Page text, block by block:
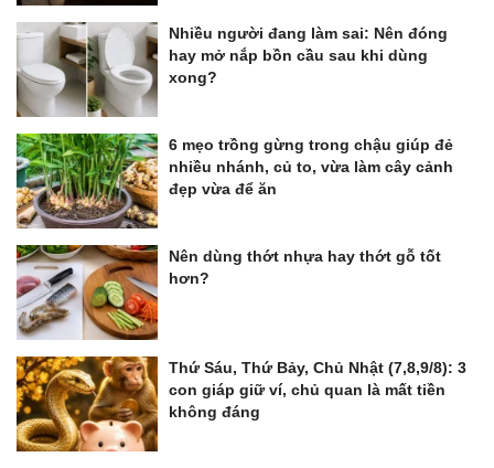
Nhiều người đang làm sai: Nên đóng
hay mở nắp bồn cầu sau khi dùng
xong?
6 mẹo trồng gừng trong chậu giúp đẻ
nhiều nhánh, củ to, vừa làm cây cảnh
đẹp vừa để ăn
Nên dùng thớt nhựa hay thớt gỗ tốt
hơn?
Thứ Sáu, Thứ Bảy, Chủ Nhật (7,8,9/8): 3
con giáp giữ ví, chủ quan là mất tiền
không đáng